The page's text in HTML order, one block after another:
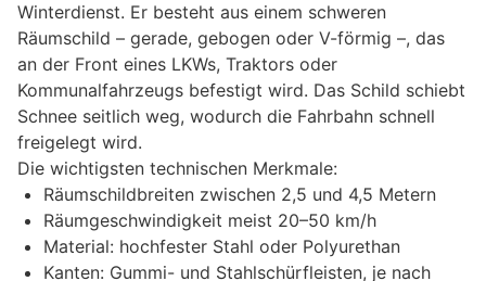
Winterdienst. Er besteht aus einem schweren
Räumschild – gerade, gebogen oder V-förmig –, das
an der Front eines LKWs, Traktors oder
Kommunalfahrzeugs befestigt wird. Das Schild schiebt
Schnee seitlich weg, wodurch die Fahrbahn schnell
freigelegt wird.
Die wichtigsten technischen Merkmale:
Räumschildbreiten zwischen 2,5 und 4,5 Metern
Räumgeschwindigkeit meist 20–50 km/h
Material: hochfester Stahl oder Polyurethan
Kanten: Gummi- und Stahlschürfleisten, je nach